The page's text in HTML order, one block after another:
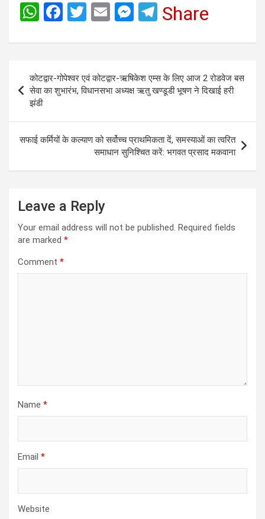
W
at
A
p
p
F
ce
b
o
k
T
tt
er
E
ail
M
se
n
g
T
e
gr
a
Share
Post
navigation
कोटद्वार-गोपेश्वर एवं कोटद्वार-ऋषिकेश एम्स के लिए आज 2 रोडवेज बस
सेवा का शुभारंभ, विधानसभा अध्यक्ष ऋतु खण्डूडी भूषण ने दिखाई हरी
झंडी
सफाई कर्मियों के कल्याण को सर्वोच्च प्राथमिकता दें, समस्याओं का त्वरित
समाधान सुनिश्चित करें: भगवत प्रसाद मकवाना
Leave a Reply
Your email address will not be published. Required fields
are marked *
Comment *
Name *
Email *
Website